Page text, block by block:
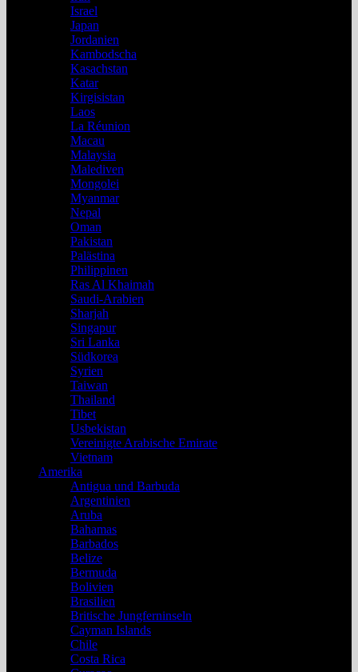
Israel
Japan
Jordanien
Kambodscha
Kasachstan
Katar
Kirgisistan
Laos
La Réunion
Macau
Malaysia
Malediven
Mongolei
Myanmar
Nepal
Oman
Pakistan
Palästina
Philippinen
Ras Al Khaimah
Saudi-Arabien
Sharjah
Singapur
Sri Lanka
Südkorea
Syrien
Taiwan
Thailand
Tibet
Usbekistan
Vereinigte Arabische Emirate
Vietnam
Amerika
Antigua und Barbuda
Argentinien
Aruba
Bahamas
Barbados
Belize
Bermuda
Bolivien
Brasilien
Britische Jungferninseln
Cayman Islands
Chile
Costa Rica